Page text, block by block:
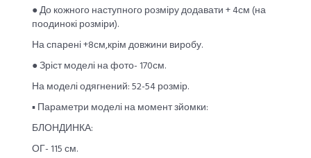
● До кожного наступного розміру додавати + 4см (на
поодинокі розміри).
На спарені +8см,крім довжини виробу.
● Зріст моделі на фото- 170см.
На моделі одягнений: 52-54 розмір.
▪︎ Параметри моделі на момент зйомки:
БЛОНДИНКА:
ОГ- 115 см.